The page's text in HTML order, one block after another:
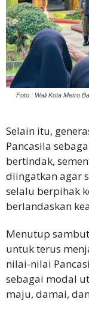
Foto : Wali Kota Metro
Selain itu,
Pancasila
bertindak,
diingatkan agar
selalu berpihak
berlandaskan
Menutup
untuk terus
nilai-nilai
sebagai modal
maju, damai,